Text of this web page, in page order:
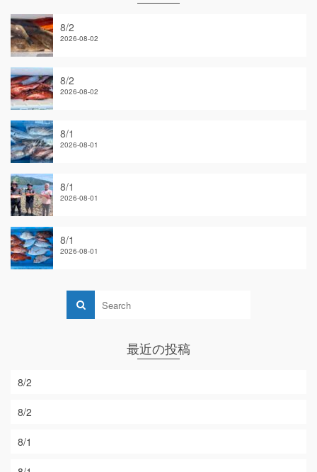
8/2
2026-08-02
8/2
2026-08-02
8/1
2026-08-01
8/1
2026-08-01
8/1
2026-08-01
最近の投稿
8/2
8/2
8/1